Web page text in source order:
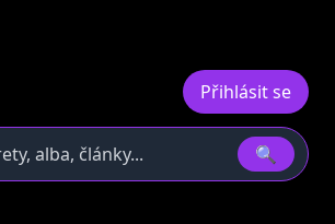
Přihlásit se
🔍